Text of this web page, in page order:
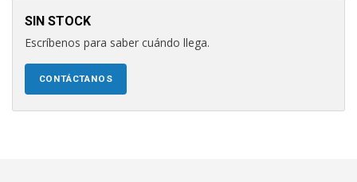
SIN STOCK
Escríbenos para saber cuándo llega.
CONTÁCTANOS